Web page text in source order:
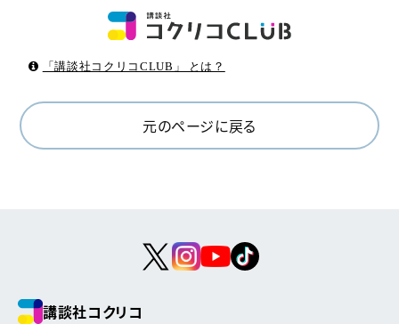
「講談社コクリコCLUB」 とは？
元のページに戻る
講談社コクリコ